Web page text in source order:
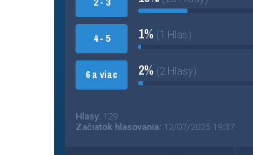
4 - 5
6 a viac
1% (1 Hlas)
2% (2 Hlasy)
Hlasy: 129
Začiatok hlasovania: 12/07/2025 19:37